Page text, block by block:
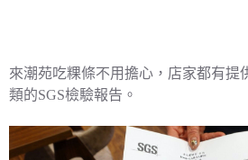
來潮苑吃粿條不用擔心，店家都有提
類的SGS檢驗報告。